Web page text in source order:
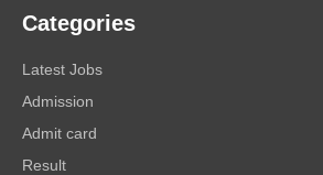
Categories
Latest Jobs
Admission
Admit card
Result